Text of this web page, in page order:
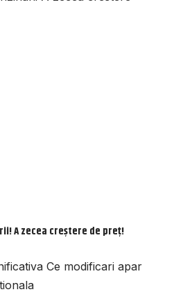
A zecea creștere de preț!